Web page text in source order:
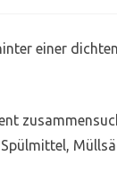
einer dichten